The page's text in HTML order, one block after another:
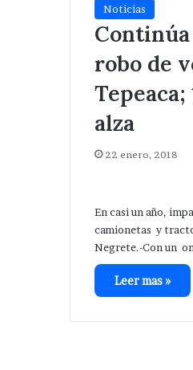
Noticias
robo de
Tepeaca;
alza
22 enero, 2018
En casi un año,
camionetas y
Negrete.-Con un
Leer mas »